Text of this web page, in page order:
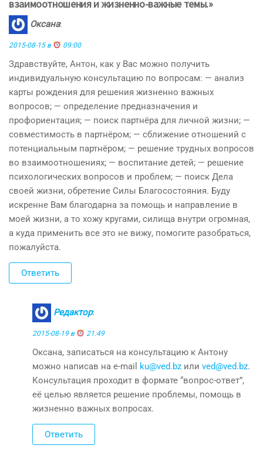
взаимоотношения и жизненно-важные темы.»
Оксана:
2015-08-15 в 09:00
Здравствуйте, Антон, как у Вас можно получить
индивидуальную консультацию по вопросам: — анализ
карты рождения для решения жизненно важных
вопросов; — определение предназначения и
профориентация; — поиск партнёра для личной жизни; —
совместимость в партнёром; — сближение отношений с
потенциальным партнёром; — решение трудных вопросов
во взаимоотношениях; — воспитание детей; — решение
психологических вопросов и проблем; — поиск Дела
своей жизни, обретение Силы Благосостояния. Буду
искренне Вам благодарна за помощь и направление в
моей жизни, а то хожу кругами, силища внутри огромная,
а куда применить все это не вижу, помогите разобраться,
пожалуйста.
Ответить
Редактор:
2015-08-19 в 21:49
Оксана, записаться на консультацию к Антону
можно написав на e-mail
ku@ved.bz или ved@ved.bz.
Консультация проходит в формате “вопрос-ответ”,
её целью является решение проблемы, помощь в
жизненно важных вопросах.
Ответить